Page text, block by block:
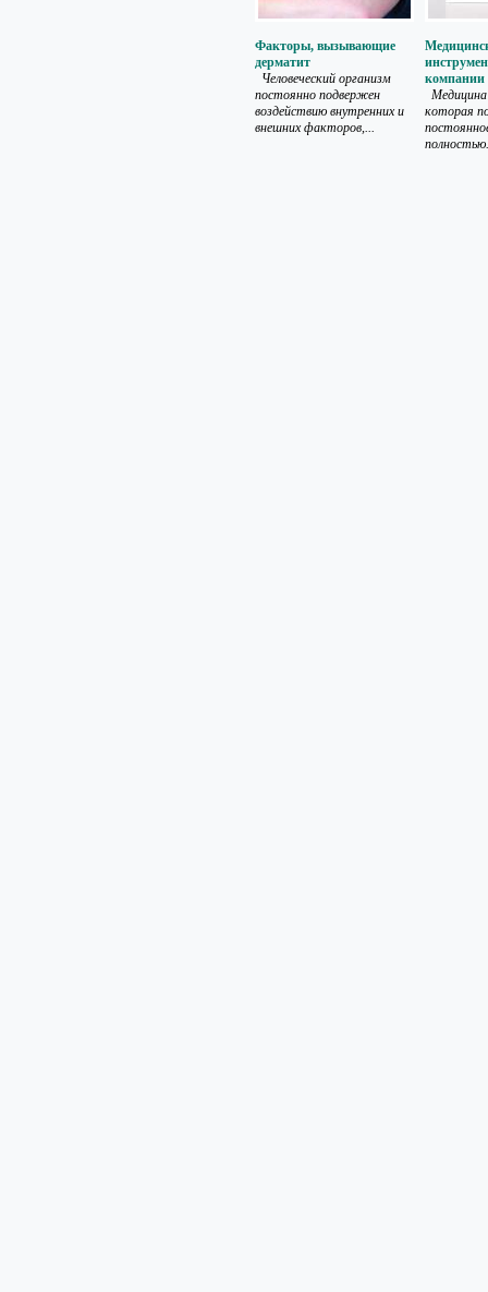
Факторы, вызывающие
дерматит
Человеческий организм
постоянно подвержен
воздействию внутренних и
внешних факторов,...
компании
которая